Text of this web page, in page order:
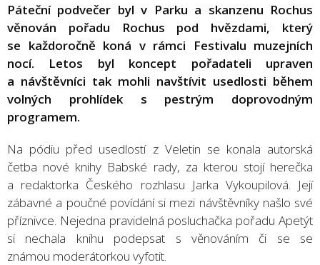
Páteční podvečer byl v Parku a skanzenu Rochus
věnován pořadu Rochus pod hvězdami, který
se každoročně koná v rámci Festivalu muzejních
nocí. Letos byl koncept pořadateli upraven
a návštěvníci tak mohli navštívit usedlosti během
volných prohlídek s pestrým doprovodným
programem.
Na pódiu před usedlostí z Veletin se konala autorská
četba nové knihy Babské rady, za kterou stojí herečka
a redaktorka Českého rozhlasu Jarka Vykoupilová. Její
zábavné a poučné povídání si mezi návštěvníky našlo své
příznivce. Nejedna pravidelná posluchačka pořadu Apetýt
si nechala knihu podepsat s věnováním či se se
známou moderátorkou vyfotit.